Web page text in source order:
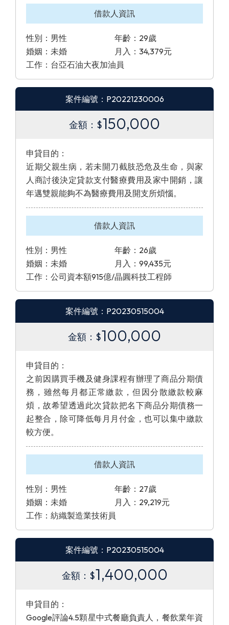
借款人資訊
性別：男性
年齡：29歲
婚姻：未婚
月入：34,379元
工作：台亞石油大夜加油員
案件編號：P20221230006
金額：$150,000
申貸目的：
近期父親生病，若未開刀截肢恐危及生命，與家
人商討後決定貸款支付醫療費用及家中開銷，讓
年邁雙親能夠不為醫療費用及開支所煩惱。
借款人資訊
性別：男性
年齡：26歲
婚姻：未婚
月入：99,435元
工作：公司資本額915億/晶圓科技工程師
案件編號：P20230515004
金額：$100,000
申貸目的：
之前因購買手機及健身課程有辦理了商品分期債
務，雖然每月都正常繳款，但因分散繳款較麻
煩，故希望透過此次貸款把名下商品分期債務一
起整合，除可降低每月月付金，也可以集中繳款
較方便。
借款人資訊
性別：男性
年齡：27歲
婚姻：未婚
月入：29,219元
工作：紡織製造業技術員
案件編號：P20230515004
金額：$1,400,000
申貸目的：
Google評論4.5顆星中式餐廳負責人，餐飲業年資